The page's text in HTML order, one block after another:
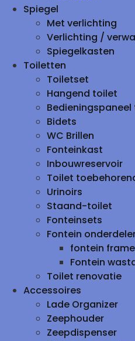
Spiegel
Met verlichting
Verlichting /
Spiegelkasten
Toiletten
Toiletset
Hangend toilet
Bidets
WC Brillen
Fonteinkast
Inbouwreservoir
Toilet
Urinoirs
Staand-toilet
Fonteinsets
Fontein
fontein frame
Fontein
Toilet renovatie
Accessoires
Lade Organizer
Zeephouder
Zeepdispenser